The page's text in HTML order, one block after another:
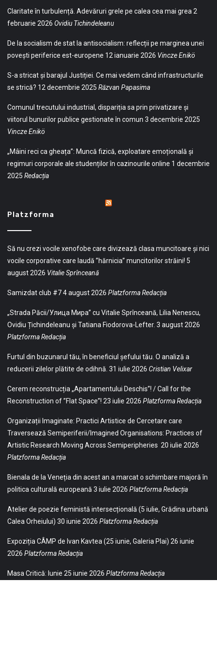
Claritate în turbulență. Adevăruri grele pe calea cea mai grea 2
februarie 2026 Ovidiu Tichindeleanu
De la socialism de stat la antisocialism: reflecții pe marginea unei
povești periferice est-europene 12 ianuarie 2026 Vincze Enikö
S-a stricat și barajul Justiției. Ce mai vedem când infrastructurile
se strică? 12 decembrie 2025 Răzvan Papasima
Comunul trecutului industrial, dispariția sa prin privatizare și
viitorul bunurilor publice gestionate în comun 3 decembrie 2025
Vincze Enikö
„Mâini reci ca gheața”: Muncă fizică, exploatare emoțională și
regimuri corporale ale studenților în cazinourile online 1 decembrie
2025 Redacția
Platzforma
Să nu crezi vocile xenofobe care divizează clasa muncitoare și nici
vocile corporative care laudă ”hărnicia” muncitorilor străini! 5
august 2026 Vitalie Sprînceană
Samizdat club #74 august 2026 Platzforma Redacția
„Strada Păcii/Улица Мира” cu Vitalie Sprînceană, Lilia Nenescu,
Ovidiu Țichindeleanu și Tatiana Fiodorova-Lefter. 3 august 2026
Platzforma Redacția
Furtul din buzunarul tău, în beneficiul șefului tău. O analiză a
reducerii zilelor plătite de odihnă. 31 iulie 2026 Cristian Velixar
Cerem reconstrucția „Apartamentului Deschis”! / Call for the
Reconstruction of ”Flat Space”! 23 iulie 2026 Platzforma Redacția
Organizații Imaginate: Practici Artistice de Cercetare care
Traversează Semiperiferii/Imagined Organisations: Practices of
Artistic Research Moving Across Semiperipheries 20 iulie 2026
Platzforma Redacția
Bienala de la Veneția din acest an a marcat o schimbare majoră în
politica culturală europeană 3 iulie 2026 Platzforma Redacția
Atelier de poezie feministă intersecțională (5 iulie, Grădina urbană
Calea Orheiului) 30 iunie 2026 Platzforma Redacția
Expoziția CÂMP de Ivan Kavtea (25 iunie, Galeria Plai) 26 iunie
2026 Platzforma Redacția
Masa Critică: Iunie 25 iunie 2026 Platzforma Redacția